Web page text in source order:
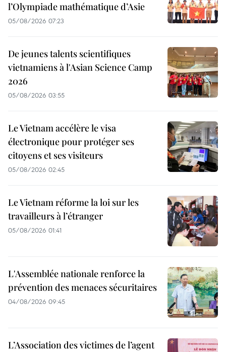
l’Olympiade mathématique d’Asie
05/08/2026 07:23
De jeunes talents scientifiques
vietnamiens à l'Asian Science Camp
2026
05/08/2026 03:55
Le Vietnam accélère le visa
électronique pour protéger ses
citoyens et ses visiteurs
05/08/2026 02:45
Le Vietnam réforme la loi sur les
travailleurs à l’étranger
05/08/2026 01:41
L'Assemblée nationale renforce la
prévention des menaces sécuritaires
04/08/2026 09:45
L’Association des victimes de l’agent